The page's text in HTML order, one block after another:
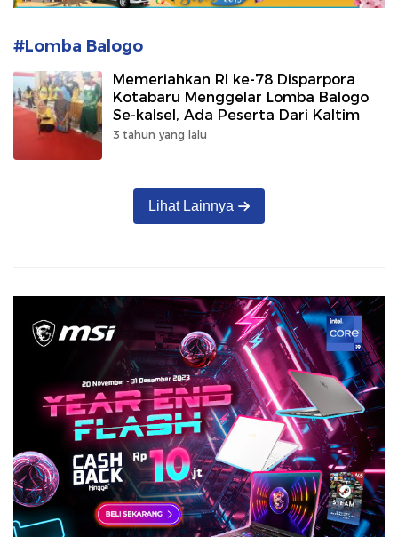
#Lomba Balogo
Memeriahkan RI ke-78 Disparpora
Kotabaru Menggelar Lomba Balogo
Se-kalsel, Ada Peserta Dari Kaltim
3 tahun yang lalu
Lihat Lainnya